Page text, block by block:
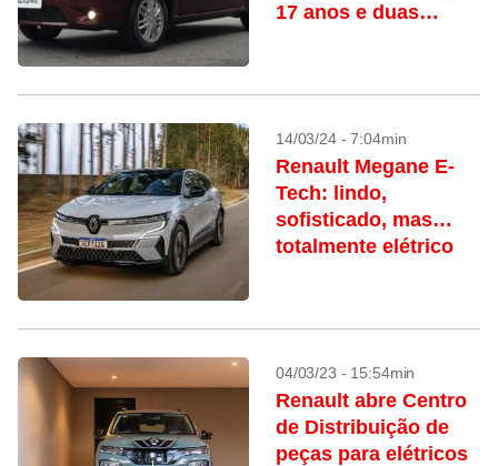
17 anos e duas
14/03/24 - 7:04min
Renault Megane E-
Tech: lindo,
sofisticado, mas…
totalmente elétrico
04/03/23 - 15:54min
Renault abre Centro
de Distribuição de
peças para elétricos